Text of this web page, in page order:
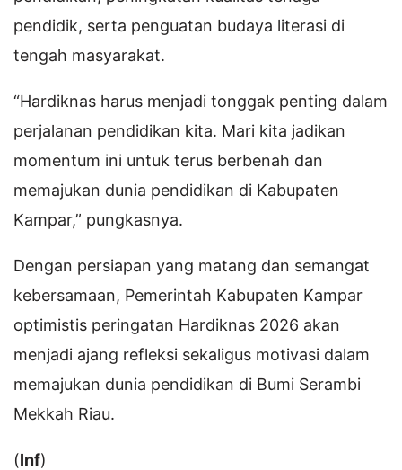
pendidik, serta penguatan budaya literasi di
tengah masyarakat.
“Hardiknas harus menjadi tonggak penting dalam
perjalanan pendidikan kita. Mari kita jadikan
momentum ini untuk terus berbenah dan
memajukan dunia pendidikan di Kabupaten
Kampar,” pungkasnya.
Dengan persiapan yang matang dan semangat
kebersamaan, Pemerintah Kabupaten Kampar
optimistis peringatan Hardiknas 2026 akan
menjadi ajang refleksi sekaligus motivasi dalam
memajukan dunia pendidikan di Bumi Serambi
Mekkah Riau.
(Inf)